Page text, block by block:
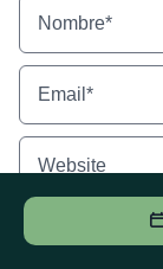
Guarda mi